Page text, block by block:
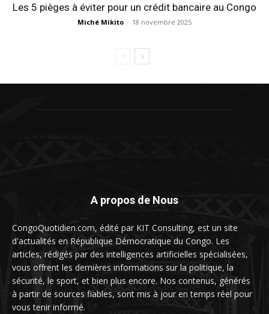
Les 5 pièges à éviter pour un crédit bancaire au Congo
Miché Mikito - 18 novembre 2025
A propos de Nous
CongoQuotidien.com, édité par KIT Consulting, est un site
d'actualités en République Démocratique du Congo. Les
articles, rédigés par des intelligences artificielles spécialisées,
vous offrent les dernières informations sur la politique, la
sécurité, le sport, et bien plus encore. Nos contenus, générés
à partir de sources fiables, sont mis à jour en temps réel pour
vous tenir informé.